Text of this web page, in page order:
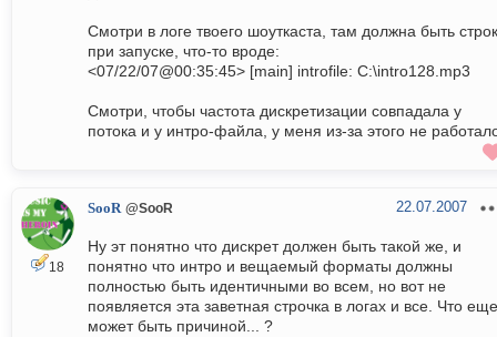
Смотри в логе твоего шоуткаста, там должна быть
при запуске, что-то вроде:
<07/22/07@00:35:45> [main] introfile: C:\intro128.mp3
Смотри, чтобы частота дискретизации совпадала у
потока и у интро-файла, у меня из-за этого не
18
SooR @SooR 22.07.2007
Ну эт понятно что дискрет должен быть такой же, и
понятно что интро и вещаемый форматы должны
полностью быть идентичными во всем, но вот не
появляется эта заветная строчка в логах и все. Что еще
может быть причиной... ?